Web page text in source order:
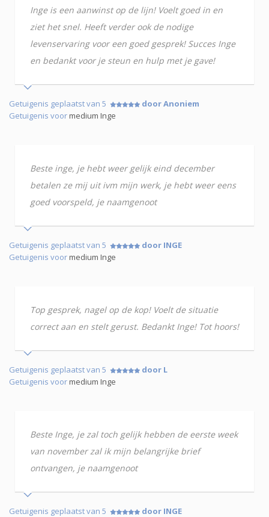
Inge is een aanwinst op de lijn! Voelt goed in en
ziet het snel. Heeft verder ook de nodige
levenservaring voor een goed gesprek! Succes Inge
en bedankt voor je steun en hulp met je gave!
Getuigenis geplaatst van 5
door Anoniem
Getuigenis voormedium Inge
Beste inge, je hebt weer gelijk eind december
betalen ze mij uit ivm mijn werk, je hebt weer eens
goed voorspeld, je naamgenoot
Getuigenis geplaatst van 5
door INGE
Getuigenis voormedium Inge
Top gesprek, nagel op de kop! Voelt de situatie
correct aan en stelt gerust. Bedankt Inge! Tot hoors!
Getuigenis geplaatst van 5
door L
Getuigenis voormedium Inge
Beste Inge, je zal toch gelijk hebben de eerste week
van november zal ik mijn belangrijke brief
ontvangen, je naamgenoot
Getuigenis geplaatst van 5
door INGE